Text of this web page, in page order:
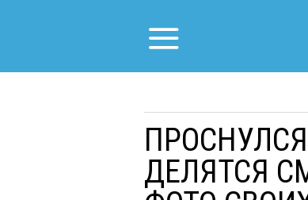
ДЕЛЯТСЯ